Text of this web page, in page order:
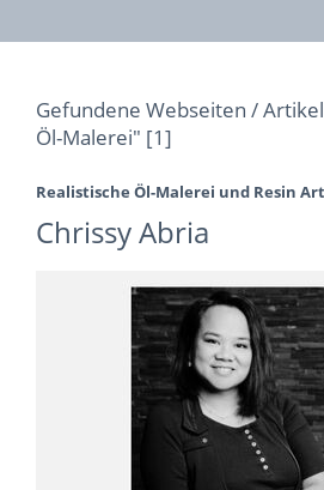
Gefundene Webseiten /
Öl-Malerei" [1]
Realistische Öl-Malerei und Resin
Chrissy Abria